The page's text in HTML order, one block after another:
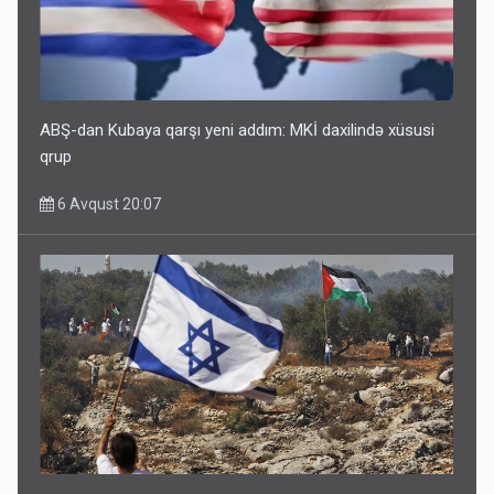
ABŞ-dan Kubaya qarşı yeni addım: MKİ daxilində xüsusi
qrup
6 Avqust 20:07